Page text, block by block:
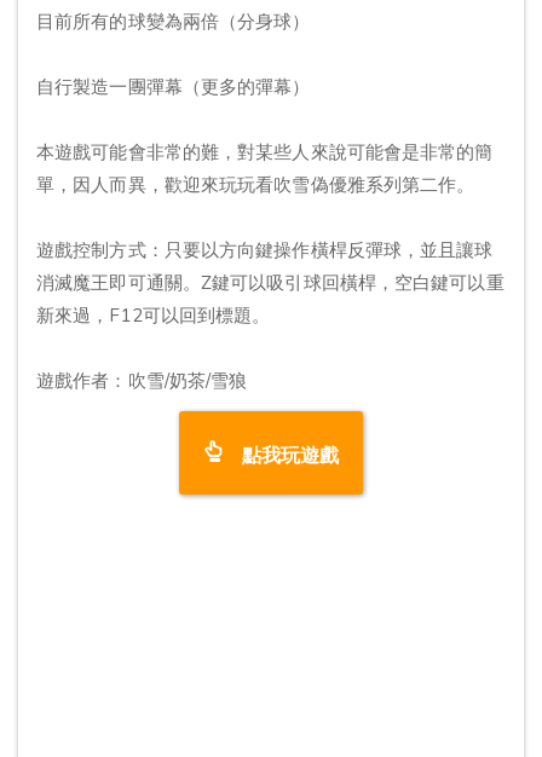
目前所有的球變為兩倍（分身球）
自行製造一團彈幕（更多的彈幕）
本遊戲可能會非常的難，對某些人來說可能會是非常的簡
單，因人而異，歡迎來玩玩看吹雪偽優雅系列第二作。
遊戲控制方式：只要以方向鍵操作橫桿反彈球，並且讓球
消滅魔王即可通關。Z鍵可以吸引球回橫桿，空白鍵可以重
新來過，F12可以回到標題。
遊戲作者：吹雪/奶茶/雪狼
點我玩遊戲